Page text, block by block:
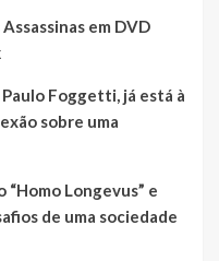
em DVD
Paulo Foggetti, já está à
sobre uma
Longevus” e
de uma sociedade